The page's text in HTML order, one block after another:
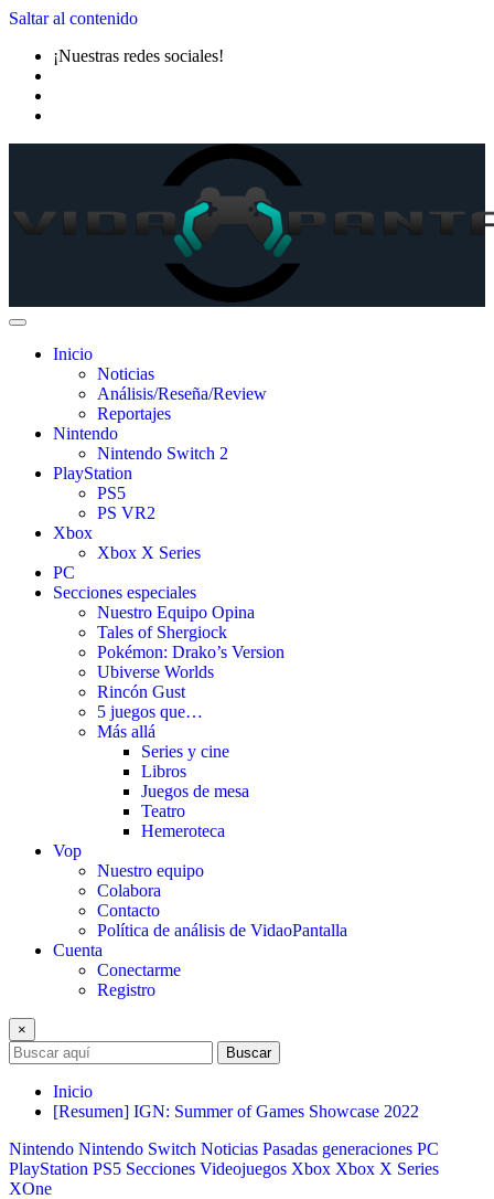
Saltar al contenido
¡Nuestras redes sociales!
Inicio
Noticias
Análisis/Reseña/Review
Reportajes
Nintendo
Nintendo Switch 2
PlayStation
PS5
PS VR2
Xbox
Xbox X Series
PC
Secciones especiales
Nuestro Equipo Opina
Tales of Shergiock
Pokémon: Drako’s Version
Ubiverse Worlds
Rincón Gust
5 juegos que…
Más allá
Series y cine
Libros
Juegos de mesa
Teatro
Hemeroteca
Vop
Nuestro equipo
Colabora
Contacto
Política de análisis de VidaoPantalla
Cuenta
Conectarme
Registro
×
Buscar
Inicio
[Resumen] IGN: Summer of Games Showcase 2022
Nintendo Nintendo Switch Noticias Pasadas generaciones PC
PlayStation PS5 Secciones Videojuegos Xbox Xbox X Series
XOne